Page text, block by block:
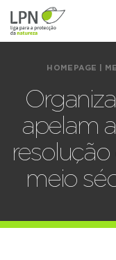
HOMEPAGE
apelam
meio